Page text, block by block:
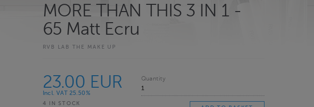
MORE THAN THIS 3 IN 1 -
65 Matt Ecru
RVB LAB THE MAKE UP
23.00 EUR
Incl. VAT 25.50%
4 IN STOCK
Quantity